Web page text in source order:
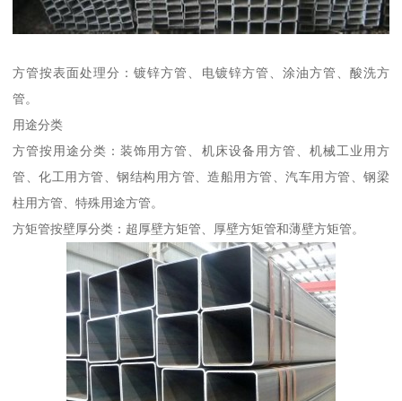
方管按表面处理分：镀锌方管、电镀锌方管、涂油方管、酸洗方
管。
用途分类
方管按用途分类：装饰用方管、机床设备用方管、机械工业用方
管、化工用方管、钢结构用方管、造船用方管、汽车用方管、钢梁
柱用方管、特殊用途方管。
方矩管按壁厚分类：超厚壁方矩管、厚壁方矩管和薄壁方矩管。